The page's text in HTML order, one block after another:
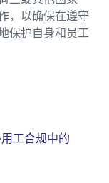
，以确保在遵守
保护自身和员工
工合规中的